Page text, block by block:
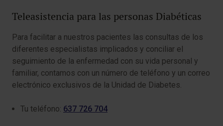
Teleasistencia para las personas Diabéticas
Para facilitar a nuestros pacientes las consultas de los
diferentes especialistas implicados y conciliar el
seguimiento de la enfermedad con su vida personal y
familiar, contamos con un número de teléfono y un correo
electrónico exclusivos de la Unidad de Diabetes.
Tu teléfono: 637 726 704